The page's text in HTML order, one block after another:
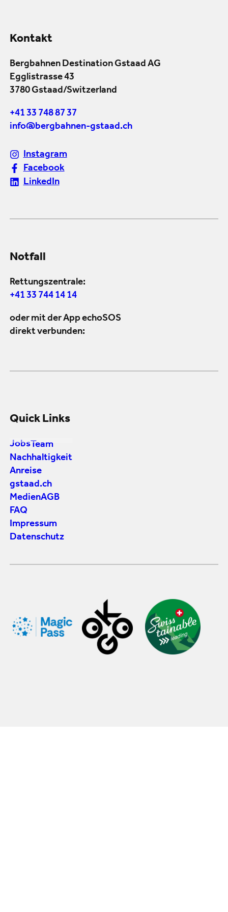
Kontakt
Bergbahnen Destination Gstaad AG
Egglistrasse 43
3780 Gstaad/Switzerland
+41 33 748 87 37
info@bergbahnen-gstaad.ch
Instagram
Facebook
LinkedIn
Notfall
Rettungszentrale:
+41 33 744 14 14
oder mit der App echoSOS
direkt verbunden:
Quick Links
Jobs Team
Nachhaltigkeit
Anreise
gstaad.ch
MedienAGB
FAQ
Impressum
Datenschutz